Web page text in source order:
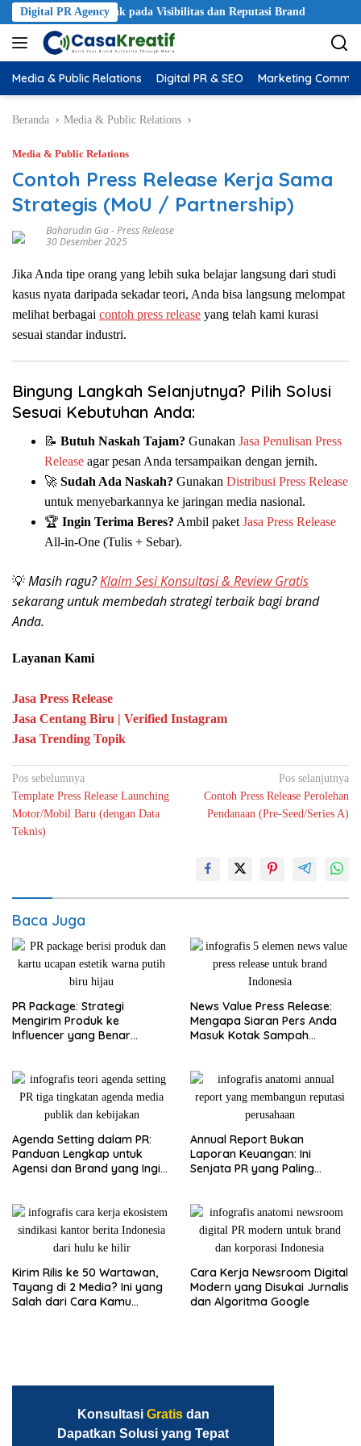
Digital PR Agency
Berdampak pada Visibilitas dan Reputasi Brand
Media & Public Relations Digital PR & SEO Marketing
Beranda Media & Public Relations
Media & Public Relations
Contoh Press Release Kerja Sama
Strategis (MoU / Partnership)
Baharudin Gia-Press Release
30 Desember 2025
Jika Anda tipe orang yang lebih suka belajar langsung dari studi
kasus nyata daripada sekadar teori, Anda bisa langsung melompat
melihat berbagai contoh press release yang telah kami kurasi
sesuai standar industri.
Bingung Langkah Selanjutnya? Pilih Solusi
Sesuai Kebutuhan Anda:
📝 Butuh Naskah Tajam? Gunakan Jasa Penulisan Press
Release agar pesan Anda tersampaikan dengan jernih.
🚀 Sudah Ada Naskah? Gunakan Distribusi Press Release
untuk menyebarkannya ke jaringan media nasional.
🏆 Ingin Terima Beres? Ambil paket Jasa Press Release
All-in-One (Tulis + Sebar).
💡 Masih ragu?Klaim Sesi Konsultasi & Review Gratis
sekarang untuk membedah strategi terbaik bagi brand
Anda.
Layanan Kami
Jasa Press Release
Jasa Centang Biru | Verified Instagram
Jasa Trending Topik
Pos sebelumnya
Template Press Release Launching
Motor/Mobil Baru (dengan Data
Teknis)
Pos selanjutnya
Contoh Press Release Perolehan
Pendanaan (Pre-Seed/Series A)
Baca Juga
PR Package: Strategi
Mengirim Produk ke
Influencer yang Benar
News Value Press Release:
Mengapa Siaran Pers Anda
Masuk Kotak Sampah
Agenda Setting dalam PR:
Panduan Lengkap untuk
Agensi dan Brand yang Ingin
Annual Report Bukan
Laporan Keuangan: Ini
Senjata PR yang Paling
Kirim Rilis ke 50 Wartawan,
Tayang di 2 Media? Ini yang
Salah dari Cara Kamu
Cara Kerja Newsroom Digital
Modern yang Disukai Jurnalis
dan Algoritma Google
Konsultasi Gratisdan
Dapatkan Solusi yang Tepat